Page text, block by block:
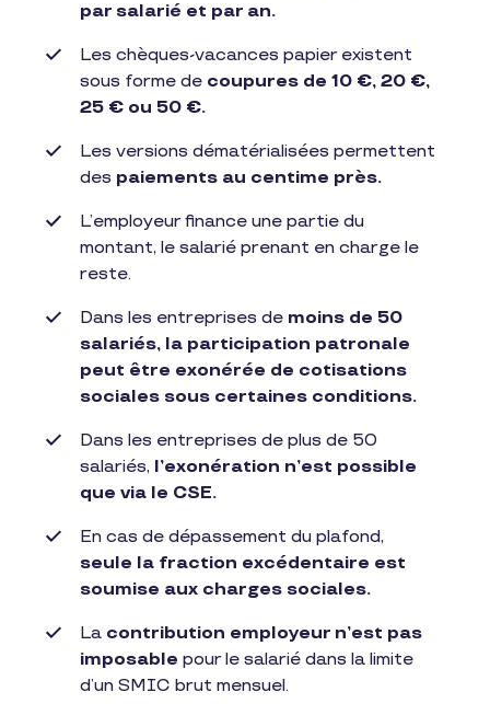
par salarié et par an.
Les chèques-vacances papier existent
sous forme de coupures de 10 €, 20 €,
25 € ou 50 €.
Les versions dématérialisées permettent
des paiements au centime près.
L’employeur finance une partie du
montant, le salarié prenant en charge le
reste.
Dans les entreprises de moins de 50
salariés, la participation patronale
peut être exonérée de cotisations
sociales sous certaines conditions.
Dans les entreprises de plus de 50
salariés, l’exonération n’est possible
que via le CSE.
En cas de dépassement du plafond,
seule la fraction excédentaire est
soumise aux charges sociales.
La contribution employeur n’est pas
imposable pour le salarié dans la limite
d’un SMIC brut mensuel.